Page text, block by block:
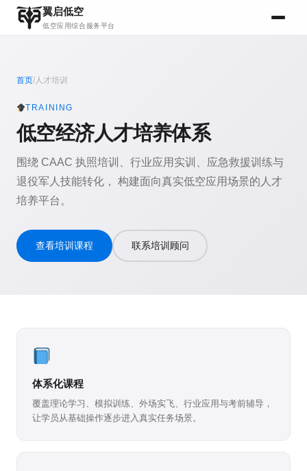
翼启低空
低空应用综合服务平台
首页/人才培训
TRAINING
低空经济人才培养体系
围绕 CAAC 执照培训、行业应用实训、应急救援训练与
退役军人技能转化， 构建面向真实低空应用场景的人才
培养平台。
查看培训课程 联系培训顾问
体系化课程
覆盖理论学习、模拟训练、外场实飞、行业应用与考前辅导，
让学员从基础操作逐步进入真实任务场景。